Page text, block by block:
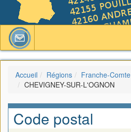
Accueil Régions Franche-Comte
CHEVIGNEY-SUR-L'OGNON
Code postal